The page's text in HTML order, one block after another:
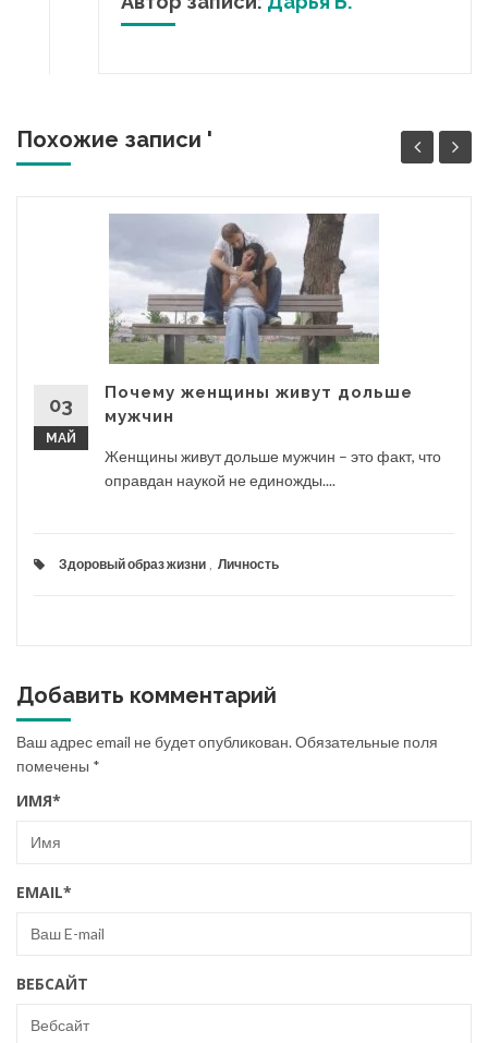
Похожие записи '
03
МАЙ
Почему женщины живут дольше
мужчин
Женщины живут дольше мужчин – это факт, что
оправдан наукой не единожды....
Здоровый образ жизни Личность
Добавить комментарий
Ваш адрес email не будет опубликован.Обязательные поля
помечены *
ИМЯ*
EMAIL*
ВЕБСАЙТ